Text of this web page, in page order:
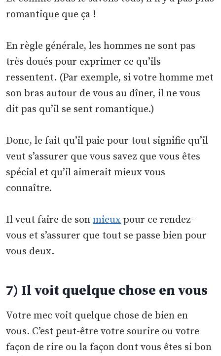
romantique que ça !
En règle générale, les hommes ne sont pas
très doués pour exprimer ce qu’ils
ressentent. (Par exemple, si votre homme met
son bras autour de vous au dîner, il ne vous
dit pas qu’il se sent romantique.)
Donc, le fait qu’il paie pour tout signifie qu’il
veut s’assurer que vous savez que vous êtes
spécial et qu’il aimerait mieux vous
connaître.
Il veut faire de sonmieux pour ce rendez-
vous et s’assurer que tout se passe bien pour
vous deux.
7) Il voit quelque chose en vous
Votre mec voit quelque chose de bien en
vous. C’est peut-être votre sourire ou votre
façon de rire ou la façon dont vous êtes si bon